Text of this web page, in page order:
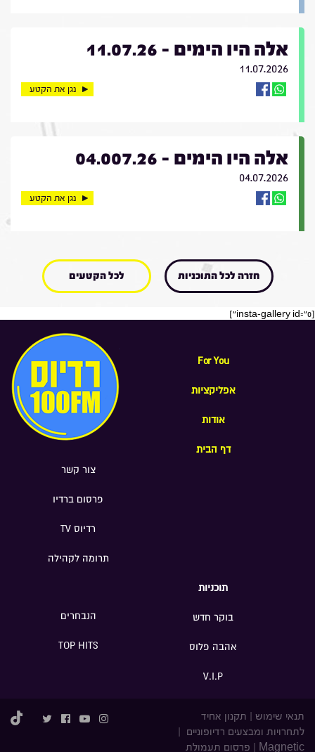
אלה היו הימים - 11.07.26
11.07.2026
נגן את הקטע
אלה היו הימים - 04.007.26
04.07.2026
נגן את הקטע
חזרה לכל התוכניות לכל הקטעים
[insta-gallery id="0"]
For You
אפליקציות
אודות
דף הבית
צור קשר
פרסום ברדיו
רדיוס TV
תרומה לקהילה
תוכניות
בוקר חדש
אהבה פלוס
V.I.P
הנבחרים
TOP HITS
תנאי שימוש
תקנון אחיד
לתחרויות ומבצעים רדיופוניים
Magnetic
פרסום תעמולת